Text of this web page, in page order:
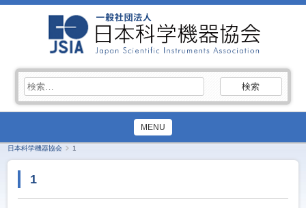
索:
MENU
日本科学機器協会 1
1